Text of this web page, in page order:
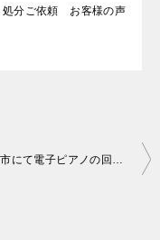
処分ご依頼 お客様の声
かほく市にて電子ピアノの回収処分 お客様の声